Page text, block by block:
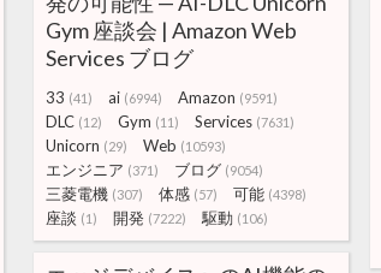
Gym 座談会 | Amazon Web
Services ブログ
33 (41) ai (6994) Amazon (9591)
DLC (12) Gym (11) Services (7631)
Unicorn (29) Web (10593)
エンジニア (371) ブログ (9054)
三菱電機 (307) 体感 (57) 可能 (4398)
座談 (1) 開発 (7222) 駆動 (106)